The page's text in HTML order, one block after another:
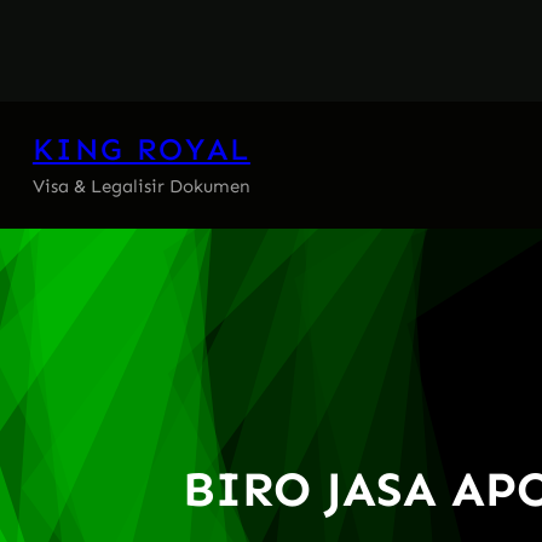
KING ROYAL
Visa & Legalisir Dokumen
BIRO JASA